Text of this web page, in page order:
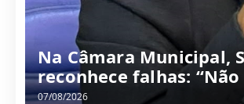
Na Câmara Municipal,
reconhece falhas:
07/08/2026